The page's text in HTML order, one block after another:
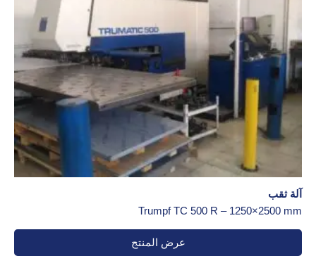
آلة ثقب
Trumpf TC 500 R – 1250×2500 mm
عرض المنتج